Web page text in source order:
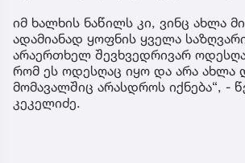
იმ ხალხის ნაწილს კი, ვინც ახლა
ადამიანად ყოფნის ყველა
არაერთხელ შევხვედრივარ
რომ ეს ოდესღაც იყო და არა ახლა
მომავალშიც არასდროს იქნება“, -
კეკელიძე.